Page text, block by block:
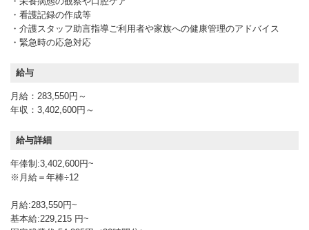
・看護記録の作成等
・介護スタッフ助言指導ご利用者や家族への健康管理のアドバイス
・緊急時の応急対応
給与
月給：283,550円～
年収：3,402,600円～
給与詳細
年俸制:3,402,600円~
※月給＝年棒÷12
月給:283,550円~
基本給:229,215 円~